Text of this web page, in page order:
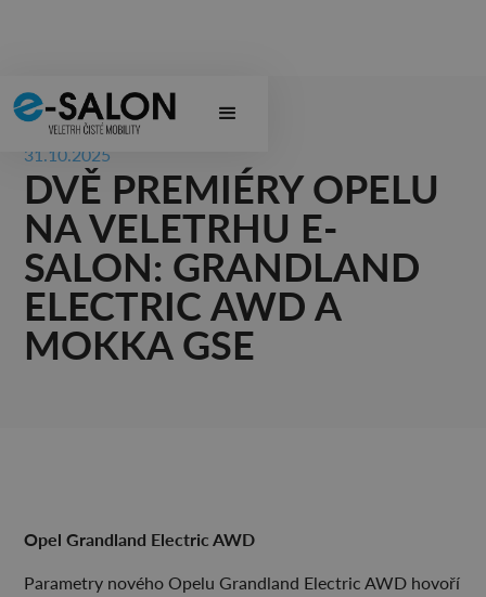
31.10.2025
DVĚ PREMIÉRY OPELU
NA VELETRHU E-
SALON: GRANDLAND
ELECTRIC AWD A
MOKKA GSE
Opel Grandland Electric AWD
Parametry nového Opelu Grandland Electric AWD hovoří